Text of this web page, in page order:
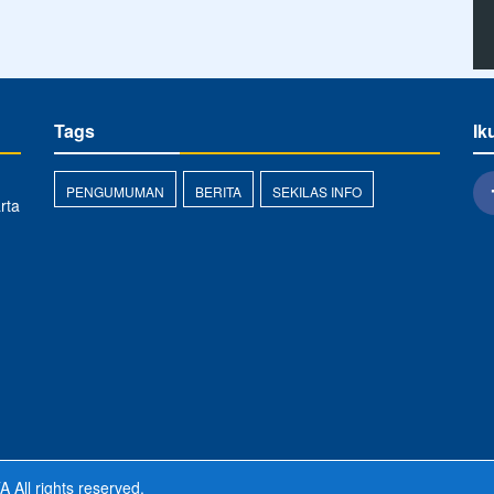
Tags
PENGUMUMAN BERITA SEKILAS INFO
All rights reserved.